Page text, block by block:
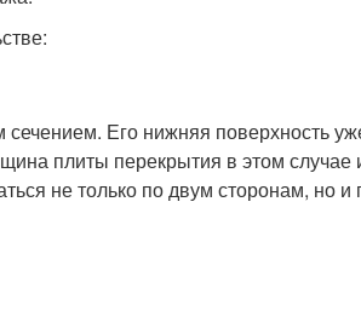
Его нижняя поверхность
плиты перекрытия в этом случае
не только по двум сторонам, но и